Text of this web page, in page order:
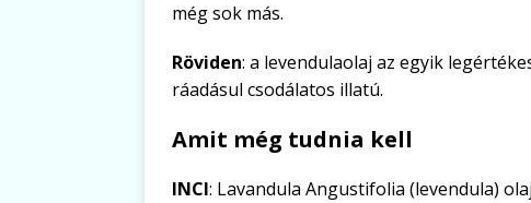
még sok más.
Röviden: a levendulaolaj az egyik
ráadásul csodálatos illatú.
Amit még tudnia kell
INCI: Lavandula Angustifolia (levendula)